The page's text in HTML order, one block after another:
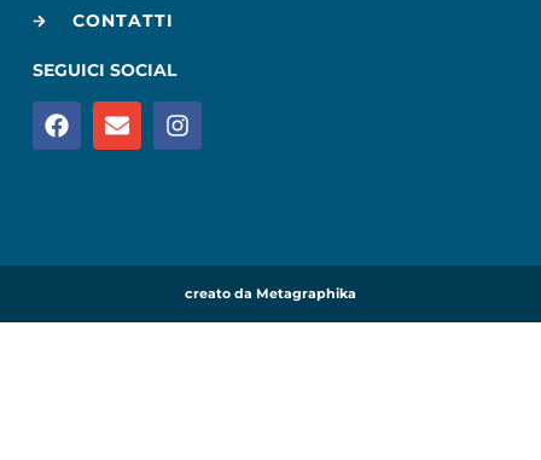
CONTATTI
SEGUICI SOCIAL
creato da Metagraphika